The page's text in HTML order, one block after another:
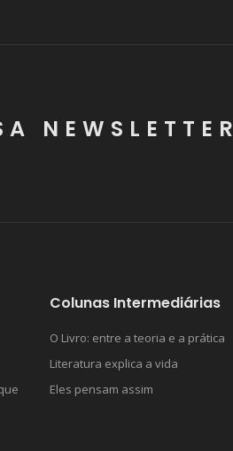
NEWSLETTER
Colunas Intermediárias
O Livro: entre a teoria e a prática
Literatura explica a vida
Eles pensam assim